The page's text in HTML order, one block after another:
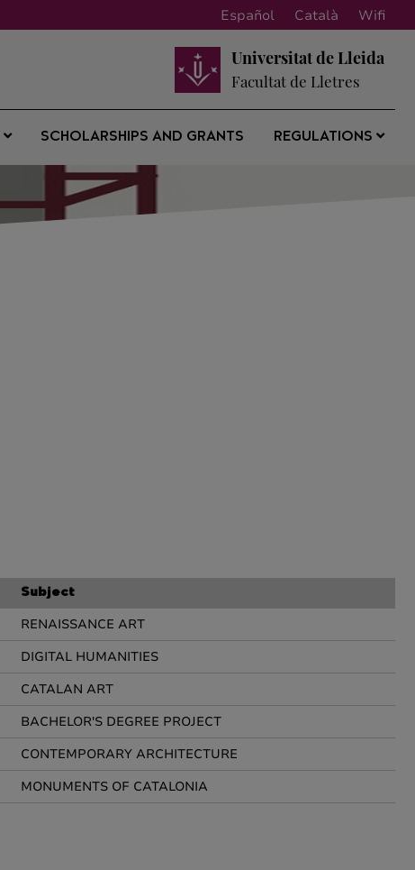
Español Català Wifi
Universitat de Lleida
Facultat de Lletres
SCHOLARSHIPS AND GRANTS REGULATIONS
Subject
RENAISSANCE ART
DIGITAL HUMANITIES
CATALAN ART
BACHELOR'S DEGREE PROJECT
CONTEMPORARY ARCHITECTURE
MONUMENTS OF CATALONIA